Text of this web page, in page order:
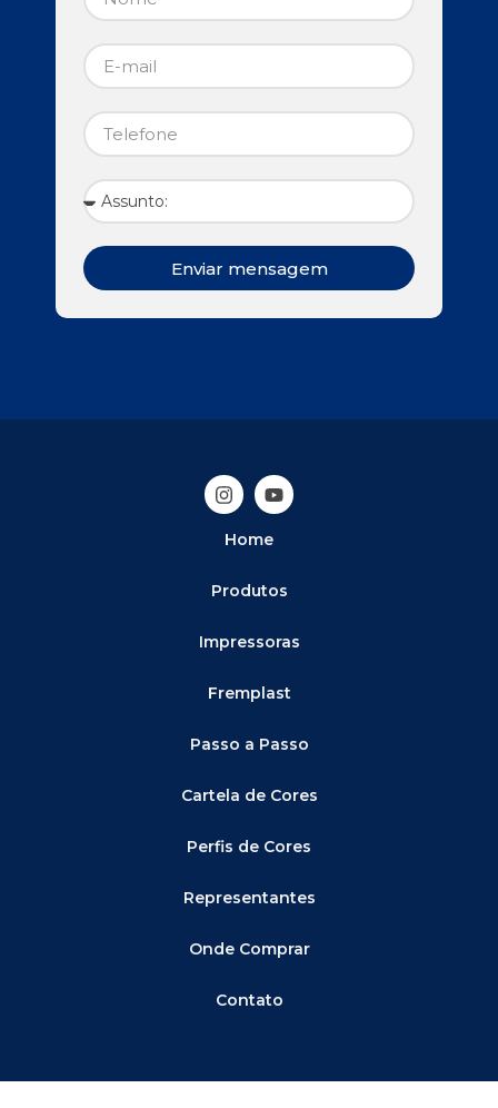
Enviar mensagem
Home
Produtos
Impressoras
Fremplast
Passo a Passo
Cartela de Cores
Perfis de Cores
Representantes
Onde Comprar
Contato